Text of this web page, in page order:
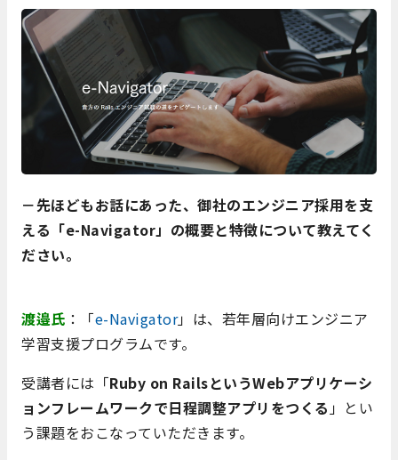
－先ほどもお話にあった、御社のエンジニア採用を支
える「e-Navigator」の概要と特徴について教えてく
ださい。
渡邉氏 ：「e-Navigator」は、若年層向けエンジニア
学習支援プログラムです。
受講者には「Ruby on RailsというWebアプリケーシ
ョンフレームワークで日程調整アプリをつくる」とい
う課題をおこなっていただきます。